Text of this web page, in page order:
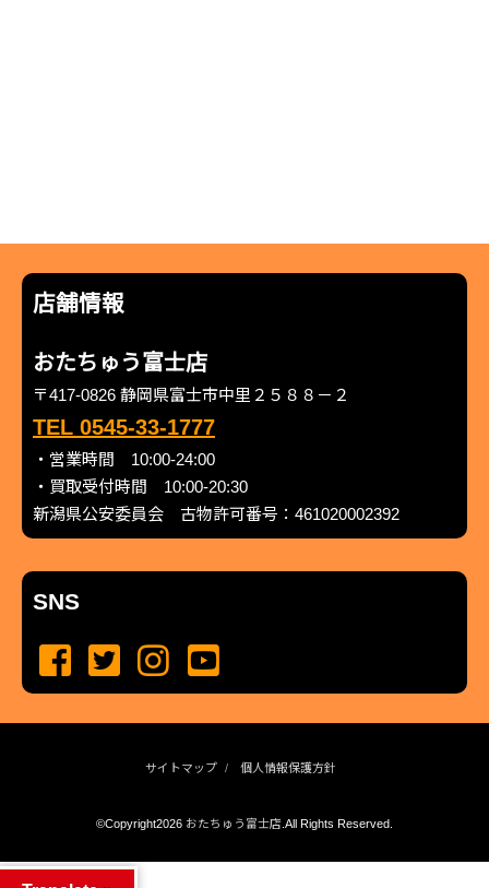
店舗情報
おたちゅう富士店
〒417-0826 静岡県富士市中里２５８８－２
TEL 0545-33-1777
・営業時間 10:00-24:00
・買取受付時間 10:00-20:30
新潟県公安委員会 古物許可番号：461020002392
SNS
サイトマップ 個人情報保護方針
©Copyright2026 おたちゅう富士店.All Rights Reserved.